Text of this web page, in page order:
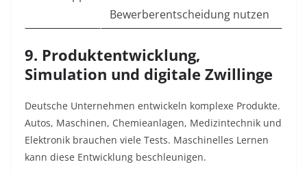
Bewerberentscheidung nutzen
9. Produktentwicklung,
Simulation und digitale Zwillinge
Deutsche Unternehmen entwickeln komplexe Produkte.
Autos, Maschinen, Chemieanlagen, Medizintechnik und
Elektronik brauchen viele Tests. Maschinelles Lernen
kann diese Entwicklung beschleunigen.